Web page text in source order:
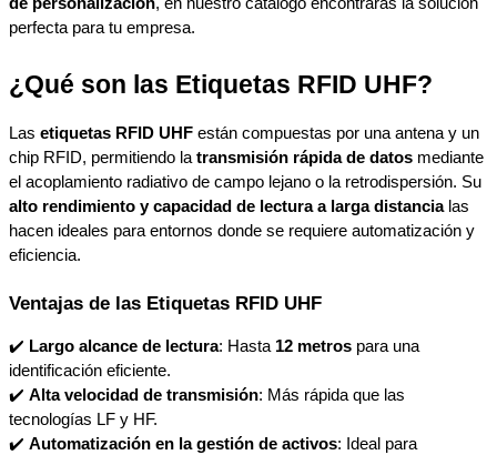
de personalización, en nuestro catálogo encontrarás la solución
perfecta para tu empresa.
¿Qué son las Etiquetas RFID UHF?
Las etiquetas RFID UHF están compuestas por una antena y un
chip RFID, permitiendo la transmisión rápida de datos mediante
alto rendimiento y capacidad de lectura a larga distancia las
hacen ideales para entornos donde se requiere automatización y
eficiencia.
Ventajas de las Etiquetas RFID UHF
✔️ Largo alcance de lectura: Hasta 12 metros para una
identificación eficiente.
✔️ Alta velocidad de transmisión: Más rápida que las
tecnologías LF y HF.
✔️ Automatización en la gestión de activos